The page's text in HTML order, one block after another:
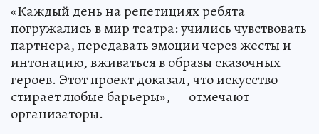
«Каждый день на репетициях ребята
погружались в мир театра: учились чувствовать
партнера, передавать эмоции через жесты и
интонацию, вживаться в образы сказочных
героев. Этот проект доказал, что искусство
стирает любые барьеры», — отмечают
организаторы.